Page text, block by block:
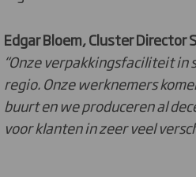
Edgar Bloem, Cluster Director
“Onze verpakkingsfaciliteit in
regio. Onze werknemers
buurt en we produceren al
voor klanten in zeer veel